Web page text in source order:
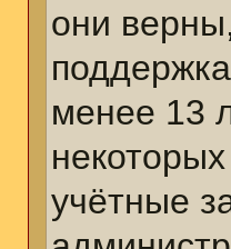
они
менее 13
учётные